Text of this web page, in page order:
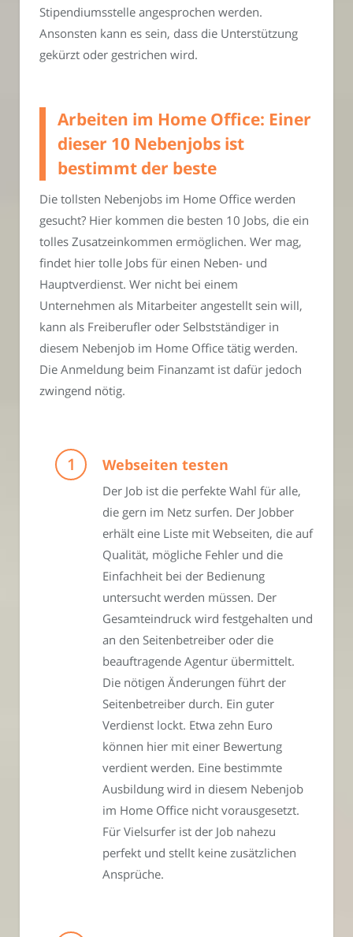
Stipendiumsstelle angesprochen werden.
Ansonsten kann es sein, dass die Unterstützung
gekürzt oder gestrichen wird.
Arbeiten im Home Office: Einer
dieser 10 Nebenjobs ist
bestimmt der beste
Die tollsten Nebenjobs im Home Office werden
gesucht? Hier kommen die besten 10 Jobs, die ein
tolles Zusatzeinkommen ermöglichen. Wer mag,
findet hier tolle Jobs für einen Neben- und
Hauptverdienst. Wer nicht bei einem
Unternehmen als Mitarbeiter angestellt sein will,
kann als Freiberufler oder Selbstständiger in
diesem Nebenjob im Home Office tätig werden.
Die Anmeldung beim Finanzamt ist dafür jedoch
zwingend nötig.
Webseiten testen
Der Job ist die perfekte Wahl für alle,
die gern im Netz surfen. Der Jobber
erhält eine Liste mit Webseiten, die auf
Qualität, mögliche Fehler und die
Einfachheit bei der Bedienung
untersucht werden müssen. Der
Gesamteindruck wird festgehalten und
an den Seitenbetreiber oder die
beauftragende Agentur übermittelt.
Die nötigen Änderungen führt der
Seitenbetreiber durch. Ein guter
Verdienst lockt. Etwa zehn Euro
können hier mit einer Bewertung
verdient werden. Eine bestimmte
Ausbildung wird in diesem Nebenjob
im Home Office nicht vorausgesetzt.
Für Vielsurfer ist der Job nahezu
perfekt und stellt keine zusätzlichen
Ansprüche.